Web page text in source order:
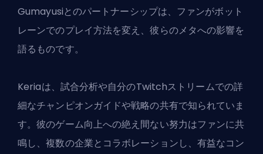
Gumayusiとのパートナーシップは、ファンがボット
レーンでのプレイ方法を変え、彼らのメタへの影響を
語るものです。
Keriaは、試合分析や自分のTwitchストリームでの詳
細なチャンピオンガイドや戦略の共有で知られていま
す。彼のゲーム向上への絶え間ない努力はファンに共
鳴し、複数の企業とコラボレーションし、有益なコン